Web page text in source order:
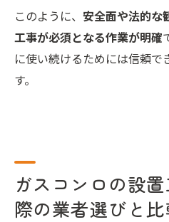
このように、 安全面や法的な
工事が必須となる作業が明確
に使い続けるためには信頼
す。
ガスコンロの設
際の業者選びと